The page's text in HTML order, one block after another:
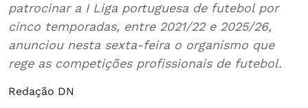
patrocinar a I Liga portuguesa de futebol por
cinco temporadas, entre 2021/22 e 2025/26,
anunciou nesta sexta-feira o organismo que
rege as competições profissionais de futebol.
Redação DN